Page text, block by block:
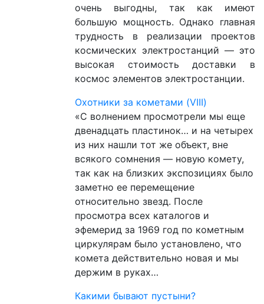
очень выгодны, так как имеют
большую мощность. Однако главная
трудность в реализации проектов
космических электростанций — это
высокая стоимость доставки в
космос элементов электростанции.
Охотники за кометами (VIII)
«С волнением просмотрели мы еще
двенадцать пластинок… и на четырех
из них нашли тот же объект, вне
всякого сомнения — новую комету,
так как на близких экспозициях было
заметно ее перемещение
относительно звезд. После
просмотра всех каталогов и
эфемерид за 1969 год по кометным
циркулярам было установлено, что
комета действительно новая и мы
держим в руках…
Какими бывают пустыни?